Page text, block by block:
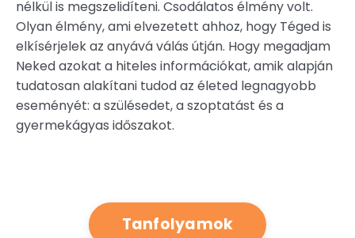
nélkül is megszelidíteni. Csodálatos élmény volt.
Olyan élmény, ami elvezetett ahhoz, hogy Téged is
elkísérjelek az anyává válás útján. Hogy megadjam
Neked azokat a hiteles információkat, amik alapján
tudatosan alakítani tudod az életed legnagyobb
eseményét: a szülésedet, a szoptatást és a
gyermekágyas időszakot.
Tanfolyamok